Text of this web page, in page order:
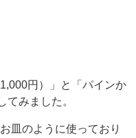
円）」と「パインか
てみました。
皿のように使っており